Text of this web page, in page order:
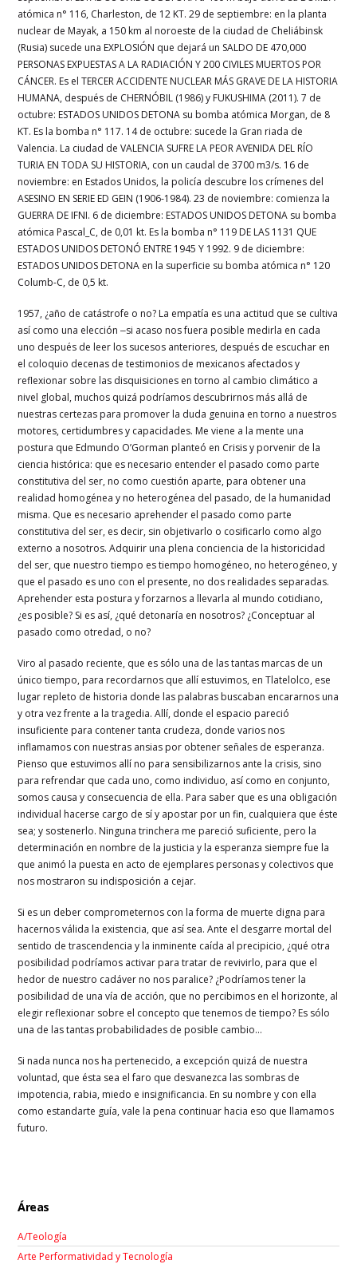
atómica n° 116, Charleston, de 12 KT. 29 de septiembre: en la planta
nuclear de Mayak, a 150 km al noroeste de la ciudad de Cheliábinsk
(Rusia) sucede una EXPLOSIÓN que dejará un SALDO DE 470,000
PERSONAS EXPUESTAS A LA RADIACIÓN Y 200 CIVILES MUERTOS POR
CÁNCER. Es el TERCER ACCIDENTE NUCLEAR MÁS GRAVE DE LA HISTORIA
HUMANA, después de CHERNÓBIL (1986) y FUKUSHIMA (2011). 7 de
octubre: ESTADOS UNIDOS DETONA su bomba atómica Morgan, de 8
KT. Es la bomba n° 117. 14 de octubre: sucede la Gran riada de
Valencia. La ciudad de VALENCIA SUFRE LA PEOR AVENIDA DEL RÍO
TURIA EN TODA SU HISTORIA, con un caudal de 3700 m3/s. 16 de
noviembre: en Estados Unidos, la policía descubre los crímenes del
ASESINO EN SERIE ED GEIN (1906-1984). 23 de noviembre: comienza la
GUERRA DE IFNI. 6 de diciembre: ESTADOS UNIDOS DETONA su bomba
atómica Pascal_C, de 0,01 kt. Es la bomba n° 119 DE LAS 1131 QUE
ESTADOS UNIDOS DETONÓ ENTRE 1945 Y 1992. 9 de diciembre:
ESTADOS UNIDOS DETONA en la superficie su bomba atómica n° 120
Columb-C, de 0,5 kt.
1957, ¿año de catástrofe o no? La empatía es una actitud que se cultiva
así como una elección ‒si acaso nos fuera posible medirla en cada
uno después de leer los sucesos anteriores, después de escuchar en
el coloquio decenas de testimonios de mexicanos afectados y
reflexionar sobre las disquisiciones en torno al cambio climático a
nivel global, muchos quizá podríamos descubrirnos más allá de
nuestras certezas para promover la duda genuina en torno a nuestros
motores, certidumbres y capacidades. Me viene a la mente una
postura que Edmundo O’Gorman planteó en Crisis y porvenir de la
ciencia histórica: que es necesario entender el pasado como parte
constitutiva del ser, no como cuestión aparte, para obtener una
realidad homogénea y no heterogénea del pasado, de la humanidad
misma. Que es necesario aprehender el pasado como parte
constitutiva del ser, es decir, sin objetivarlo o cosificarlo como algo
externo a nosotros. Adquirir una plena conciencia de la historicidad
del ser, que nuestro tiempo es tiempo homogéneo, no heterogéneo, y
que el pasado es uno con el presente, no dos realidades separadas.
Aprehender esta postura y forzarnos a llevarla al mundo cotidiano,
¿es posible? Si es así, ¿qué detonaría en nosotros? ¿Conceptuar al
pasado como otredad, o no?
Viro al pasado reciente, que es sólo una de las tantas marcas de un
único tiempo, para recordarnos que allí estuvimos, en Tlatelolco, ese
lugar repleto de historia donde las palabras buscaban encararnos una
y otra vez frente a la tragedia. Allí, donde el espacio pareció
insuficiente para contener tanta crudeza, donde varios nos
inflamamos con nuestras ansias por obtener señales de esperanza.
Pienso que estuvimos allí no para sensibilizarnos ante la crisis, sino
para refrendar que cada uno, como individuo, así como en conjunto,
somos causa y consecuencia de ella. Para saber que es una obligación
individual hacerse cargo de sí y apostar por un fin, cualquiera que éste
sea; y sostenerlo. Ninguna trinchera me pareció suficiente, pero la
determinación en nombre de la justicia y la esperanza siempre fue la
que animó la puesta en acto de ejemplares personas y colectivos que
nos mostraron su indisposición a cejar.
Si es un deber comprometernos con la forma de muerte digna para
hacernos válida la existencia, que así sea. Ante el desgarre mortal del
sentido de trascendencia y la inminente caída al precipicio, ¿qué otra
posibilidad podríamos activar para tratar de revivirlo, para que el
hedor de nuestro cadáver no nos paralice? ¿Podríamos tener la
posibilidad de una vía de acción, que no percibimos en el horizonte, al
elegir reflexionar sobre el concepto que tenemos de tiempo? Es sólo
una de las tantas probabilidades de posible cambio…
Si nada nunca nos ha pertenecido, a excepción quizá de nuestra
voluntad, que ésta sea el faro que desvanezca las sombras de
impotencia, rabia, miedo e insignificancia. En su nombre y con ella
como estandarte guía, vale la pena continuar hacia eso que llamamos
futuro.
Áreas
A/Teología
Arte Performatividad y Tecnología